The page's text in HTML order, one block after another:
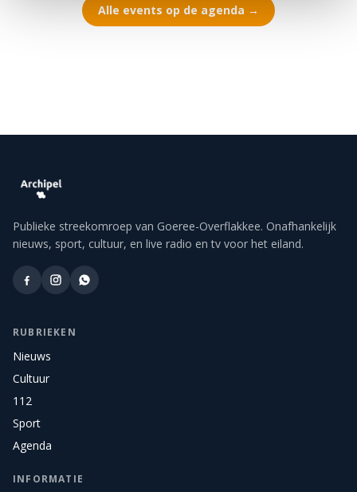
Alle events op de agenda →
Publieke streekomroep van Goeree-Overflakkee. Onafhankelijk
nieuws, sport, cultuur, en live radio en tv voor het eiland.
RUBRIEKEN
Nieuws
Cultuur
112
Sport
Agenda
INFORMATIE